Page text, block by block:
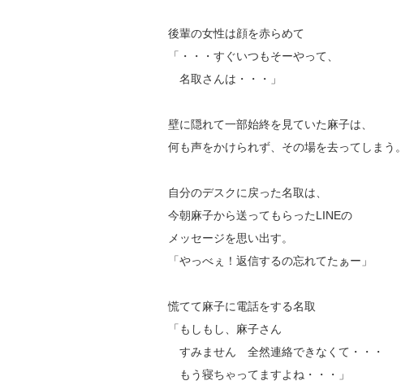
後輩の女性は顔を赤らめて
「・・・すぐいつもそーやって、
名取さんは・・・」
壁に隠れて一部始終を見ていた麻子は、
何も声をかけられず、その場を去ってしまう。
自分のデスクに戻った名取は、
今朝麻子から送ってもらったLINEの
メッセージを思い出す。
「やっべぇ！返信するの忘れてたぁー」
慌てて麻子に電話をする名取
「もしもし、麻子さん
すみません 全然連絡できなくて・・・
もう寝ちゃってますよね・・・」